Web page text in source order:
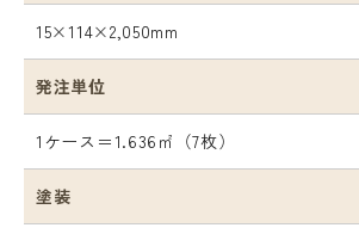
15×114×2,050mm
発注単位
1ケース＝1.636㎡（7枚）
塗装